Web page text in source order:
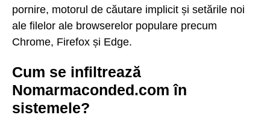
pornire, motorul de căutare implicit și setările noi
ale filelor ale browserelor populare precum
Chrome, Firefox și Edge.
Cum se infiltrează
Nomarmaconded.com în
sistemele?